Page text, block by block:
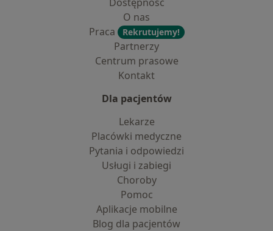
O nas
Praca
Rekrutujemy!
Partnerzy
Centrum prasowe
Kontakt
Dla pacjentów
Lekarze
Placówki medyczne
Pytania i odpowiedzi
Usługi i zabiegi
Choroby
Pomoc
Aplikacje mobilne
Blog dla pacjentów